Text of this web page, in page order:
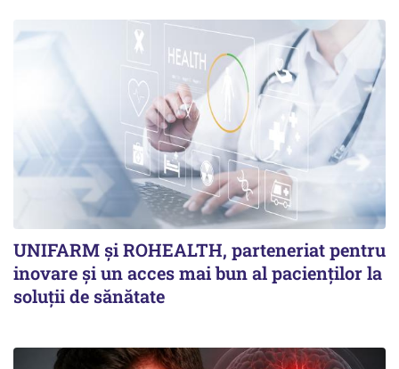
UNIFARM și ROHEALTH, parteneriat pentru
inovare și un acces mai bun al pacienților la
soluții de sănătate